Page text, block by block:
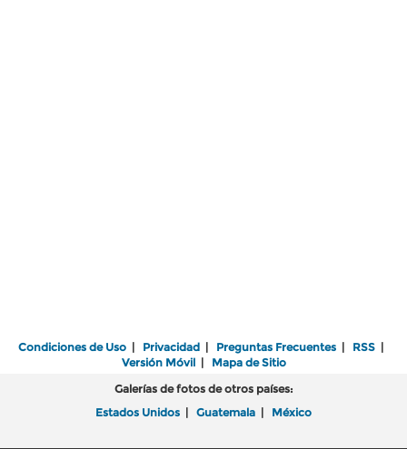
Condiciones de Uso | Privacidad | Preguntas Frecuentes | RSS |
Versión Móvil| Mapa de Sitio
Galerías de fotos de otros países:
Estados Unidos | Guatemala | México